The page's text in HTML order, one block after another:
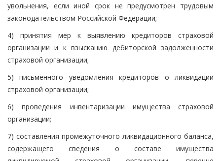
увольнения, если иной срок не предусмотрен трудовым
законодательством Российской Федерации;
4) принятия мер к выявлению кредиторов страховой
организации и к взысканию дебиторской задолженности
страховой организации;
5) письменного уведомления кредиторов о ликвидации
страховой организации;
6) проведения инвентаризации имущества страховой
организации;
7) составления промежуточного ликвидационного баланса,
содержащего сведения о составе имущества